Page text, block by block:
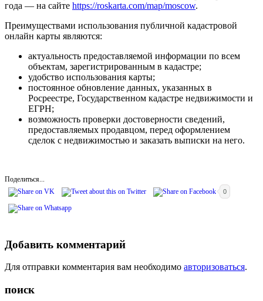
года — на сайте https://roskarta.com/map/moscow.
Преимуществами использования публичной кадастровой
онлайн карты являются:
актуальность предоставляемой информации по всем
объектам, зарегистрированным в кадастре;
удобство использования карты;
постоянное обновление данных, указанных в
Росреестре, Государственном кадастре недвижимости и
ЕГРН;
возможность проверки достоверности сведений,
предоставляемых продавцом, перед оформлением
сделок с недвижимостью и заказать выписки на него.
Поделиться...
0
Добавить комментарий
Для отправки комментария вам необходимо авторизоваться.
поиск